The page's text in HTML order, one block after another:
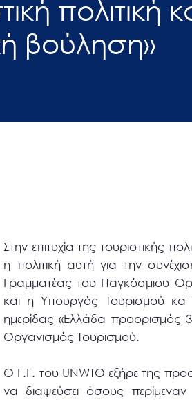
πολιτική
βούληση»
Στην επιτυχία της τουριστικής
η πολιτική αυτή για την
Γραμματέας του Παγκόσμιου
και η Υπουργός Τουρισμού κα
ημερίδας «Ελλάδα προορισμός
Οργανισμός Τουρισμού.
Ο Γ.Γ. του UNWTO εξήρε της
να διαψεύσει όσους